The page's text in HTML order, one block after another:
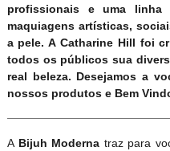
profissionais e uma linha
maquiagens artísticas,
a pele. ACatharine Hill foi
todos os públicos sua
real beleza. Desejamos a
nossos produtos e Bem
A Bijuh Moderna traz para